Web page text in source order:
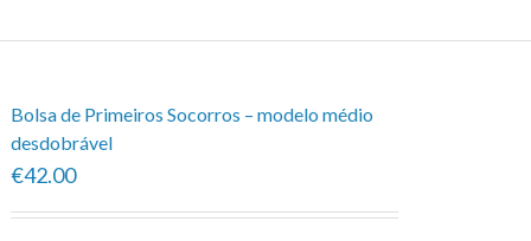
Bolsa de Primeiros Socorros – modelo médio
desdobrável
€42.00